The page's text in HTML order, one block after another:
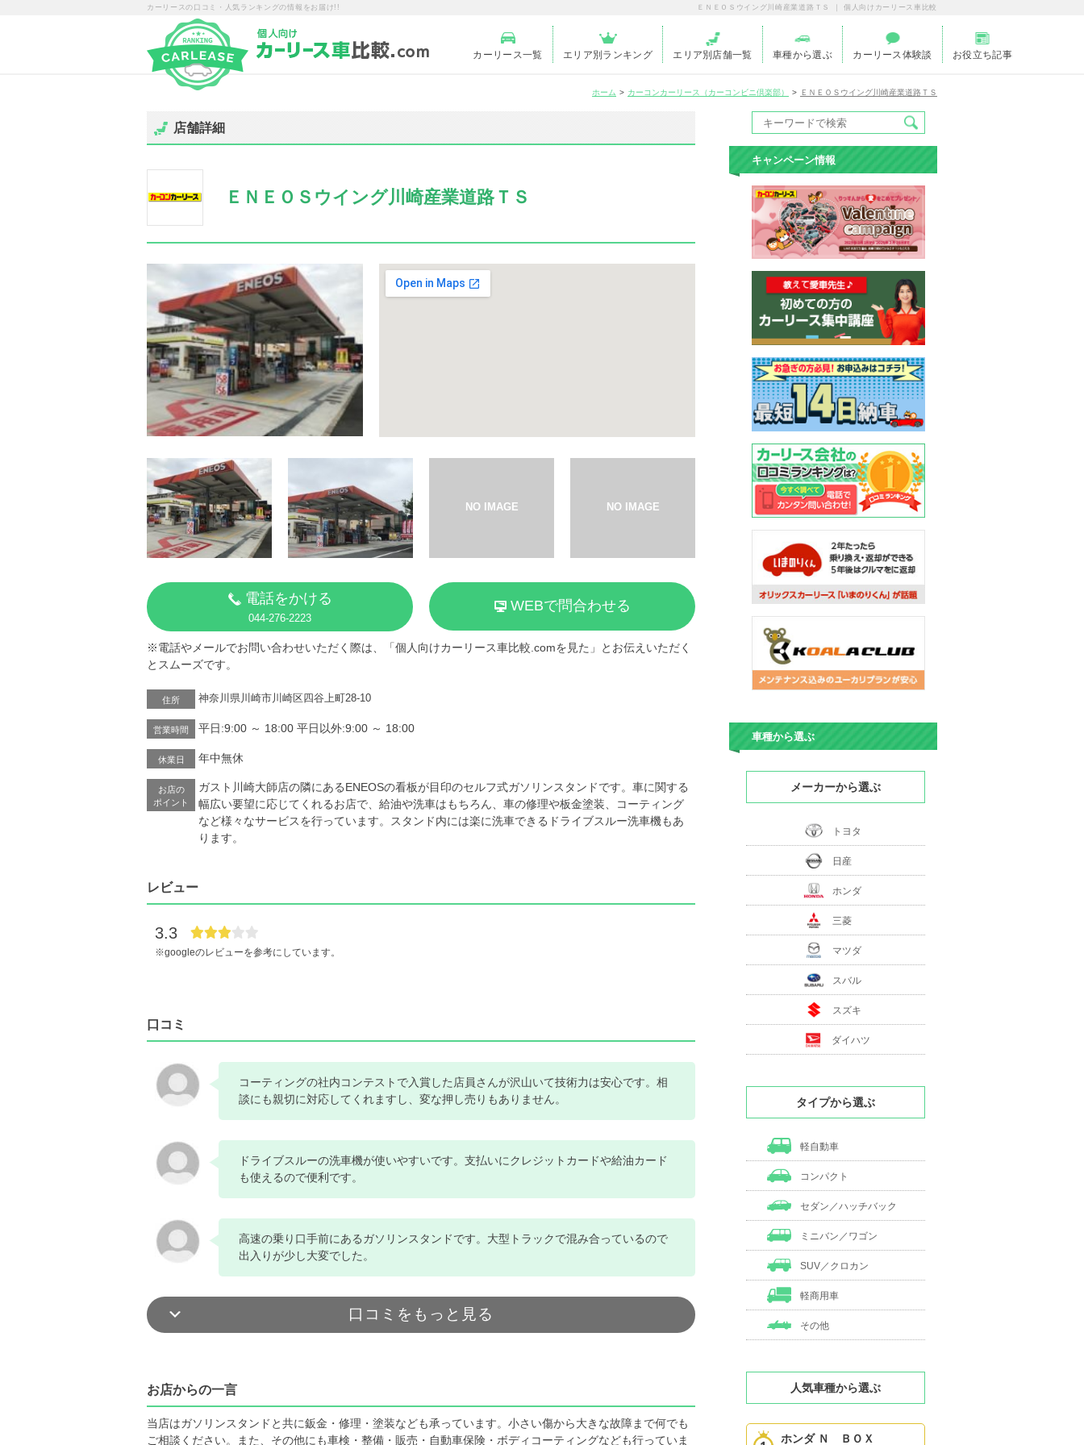
カーリースの口コミ・人気ランキングの情報をお届け!! ＥＮＥＯＳウイング川崎産業道路ＴＳ ｜ 個人向けカーリース車比較
カーリース一覧 エリア別ランキング エリア別店舗一覧 車種から選ぶ カーリース体験談 お役立ち記事
ホーム カーコンカーリース（カーコンビニ倶楽部） ＥＮＥＯＳウイング川崎産業道路ＴＳ
店舗詳細
ＥＮＥＯＳウイング川崎産業道路ＴＳ
電話をかける
044-276-2223
WEBで問合わせる
※電話やメールでお問い合わせいただく際は、「個人向けカーリース車比較.comを見た」とお伝えいただく
とスムーズです。
住所 神奈川県川崎市川崎区四谷上町28-10
営業時間 平日:9:00 ～ 18:00 平日以外:9:00 ～ 18:00
休業日 年中無休
お店の
ポイント
ガスト川崎大師店の隣にあるENEOSの看板が目印のセルフ式ガソリンスタンドです。車に関する
幅広い要望に応じてくれるお店で、給油や洗車はもちろん、車の修理や板金塗装、コーティング
など様々なサービスを行っています。スタンド内には楽に洗車できるドライブスルー洗車機もあ
ります。
レビュー
3.3
※googleのレビューを参考にしています。
口コミ
コーティングの社内コンテストで入賞した店員さんが沢山いて技術力は安心です。相
談にも親切に対応してくれますし、変な押し売りもありません。
ドライブスルーの洗車機が使いやすいです。支払いにクレジットカードや給油カード
も使えるので便利です。
高速の乗り口手前にあるガソリンスタンドです。大型トラックで混み合っているので
出入りが少し大変でした。
口コミをもっと見る
お店からの一言
当店はガソリンスタンドと共に鈑金・修理・塗装なども承っています。小さい傷から大きな故障まで何でも
ご相談ください。また、その他にも車検・整備・販売・自動車保険・ボディコーティングなども行っていま
キャンペーン情報
車種から選ぶ
メーカーから選ぶ
トヨタ
日産
ホンダ
三菱
マツダ
スバル
スズキ
ダイハツ
タイプから選ぶ
軽自動車
コンパクト
セダン／ハッチバック
ミニバン／ワゴン
SUV／クロカン
軽商用車
その他
人気車種から選ぶ
ホンダ Ｎ ＢＯＸ